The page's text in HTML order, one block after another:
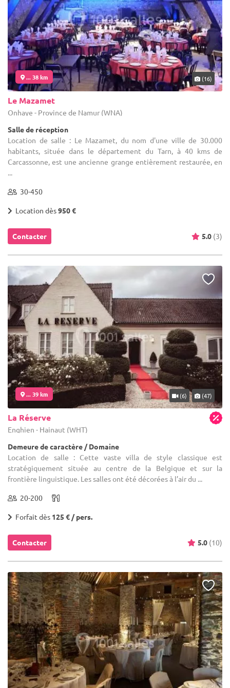
... 38 km (16)
Le Mazamet
Onhaye - Province de Namur (WNA)
Salle de réception
Location de salle : Le Mazamet, du nom d'une ville de 30.000
habitants, située dans le département du Tarn, à 40 kms de
Carcassonne, est une ancienne grange entièrement restaurée, en
...
30-450
Location dès950 €
Contacter 5.0 (3)
... 39 km (6) (47)
La Réserve
Enghien - Hainaut (WHT)
Demeure de caractère / Domaine
Location de salle : Cette vaste villa de style classique est
stratégiquement située au centre de la Belgique et sur la
frontière linguistique. Les salles ont été décorées à l’air du ...
20-200
Forfait dès 125 € / pers.
Contacter 5.0 (10)